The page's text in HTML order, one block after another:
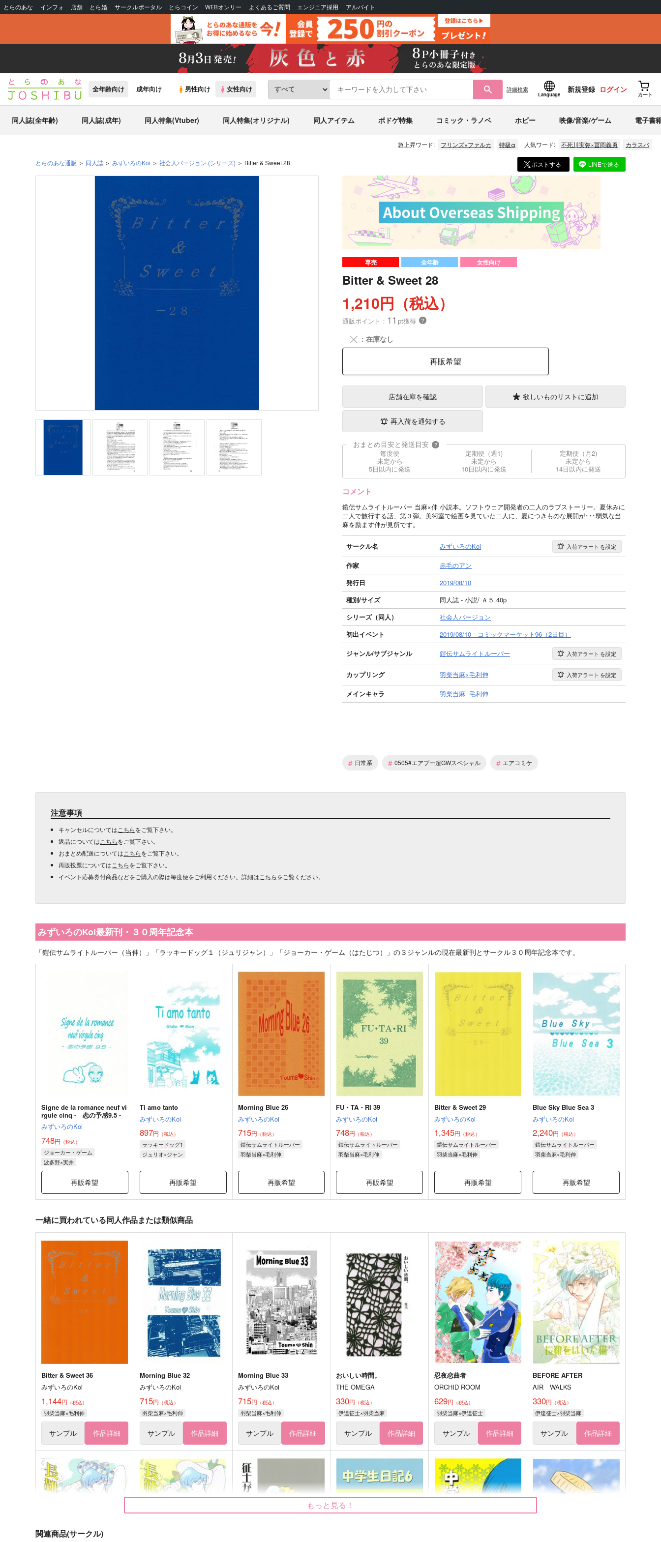
とらのあな インフォ 店舗 とら婚 サークルポータル とらコイン WEBオンリー よくあるご質問 エンジニア採用 アルバイト
全年齢向け 成年向け 男性向け 女性向け 詳細検索
Language
新規登録 ログイン
カート
同人誌(全年齢) 同人誌(成年) 同人特集(Vtuber) 同人特集(オリジナル) 同人アイテム ボドゲ特集 コミック・ラノベ ホビー 映像/音楽/ゲーム 電子書
急上昇ワード: フリンズ×ファルカ 特級α 人気ワード: 不死川実弥×冨岡義勇 カラスバ
とらのあな通販 同人誌 みずいろのKoi 社会人バージョン (シリーズ) Bitter & Sweet 28 ポストする LINEで送る
専売 全年齢 女性向け
Bitter & Sweet 28
1,210円（税込）
通販ポイント： 11 pt獲得 ？
╳ ：在庫なし
再販希望
店舗在庫を確認 欲しいものリストに追加
再入荷を通知する
おまとめ目安と発送目安 ?
毎度便
未定から
5日以内に発送
定期便（週1)
未定から
10日以内に発送
定期便（月2)
未定から
14日以内に発送
コメント
鎧伝サムライトルーパー 当麻×伸 小説本。ソフトウェア開発者の二人のラブストーリー。夏休みに
二人で旅行する話、第３弾。美術室で絵画を見ていた二人に、夏につきものな展開が･･･弱気な当
麻を励ます伸が見所です。
サークル名 みずいろのKoi 入荷アラート を設定
作家
赤毛のアン
発行日
2019/08/10
種別/サイズ
同人誌 - 小説/ Ａ５ 40p
シリーズ（同人）
社会人バージョン
初出イベント
2019/08/10 コミックマーケット96（2日目）
ジャンル/サブジャンル 鎧伝サムライトルーパー 入荷アラート を設定
カップリング 羽柴当麻×毛利伸 入荷アラート を設定
メインキャラ 羽柴当麻 毛利伸
# 日常系 # 0505#エアブー超GWスペシャル # エアコミケ
注意事項
キャンセルについては こちらをご覧下さい。
返品については こちらをご覧下さい。
おまとめ配送については こちらをご覧下さい。
再販投票については こちらをご覧下さい。
イベント応募券付商品などをご購入の際は毎度便をご利用ください。詳細は こちらをご覧ください。
みずいろのKoi最新刊・３０周年記念本
「鎧伝サムライトルーパー（当伸）」「ラッキードッグ１（ジュリジャン）」「ジョーカー・ゲーム（はたじつ）」の３ジャンルの現在最新刊とサークル３０周年記念本です。
Signe de la romance neuf vi
rgule cinq - 恋の予感9.5 -
みずいろのKoi
748円 （税込）
ジョーカー・ゲーム
波多野×実井
再販希望
Ti amo tanto
みずいろのKoi
897円 （税込）
ラッキードッグ1
ジュリオ×ジャン
再販希望
Morning Blue 26
みずいろのKoi
715円 （税込）
鎧伝サムライトルーパー
羽柴当麻×毛利伸
再販希望
FU・TA・RI 39
みずいろのKoi
748円 （税込）
鎧伝サムライトルーパー
羽柴当麻×毛利伸
再販希望
Bitter & Sweet 29
みずいろのKoi
1,345円 （税込）
鎧伝サムライトルーパー
羽柴当麻×毛利伸
再販希望
Blue Sky Blue Sea 3
みずいろのKoi
2,240円 （税込）
鎧伝サムライトルーパー
羽柴当麻×毛利伸
再販希望
一緒に買われている同人作品または類似商品
Bitter & Sweet 36
みずいろのKoi
1,144円 （税込）
羽柴当麻×毛利伸
サンプル 作品詳細
Morning Blue 32
みずいろのKoi
715円 （税込）
羽柴当麻×毛利伸
サンプル 作品詳細
Morning Blue 33
みずいろのKoi
715円 （税込）
羽柴当麻×毛利伸
サンプル 作品詳細
おいしい時間。
THE OMEGA
330円 （税込）
伊達征士×羽柴当麻
サンプル 作品詳細
忍夜恋曲者
ORCHID ROOM
629円 （税込）
羽柴当麻×伊達征士
サンプル 作品詳細
BEFORE AFTER
AIR WALKS
330円 （税込）
伊達征士×羽柴当麻
サンプル 作品詳細
もっと見る！
関連商品(サークル)